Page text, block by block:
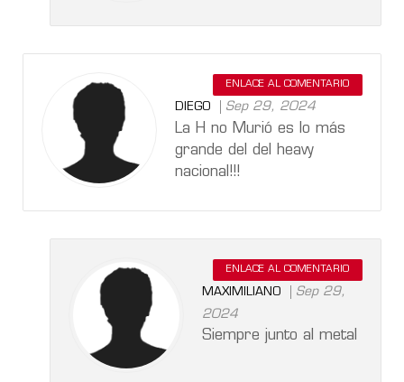
ENLACE AL COMENTARIO
DIEGO Sep 29, 2024
La H no Murió es lo más
grande del del heavy
nacional!!!
ENLACE AL COMENTARIO
MAXIMILIANO
Sep 29,
2024
Siempre junto al metal